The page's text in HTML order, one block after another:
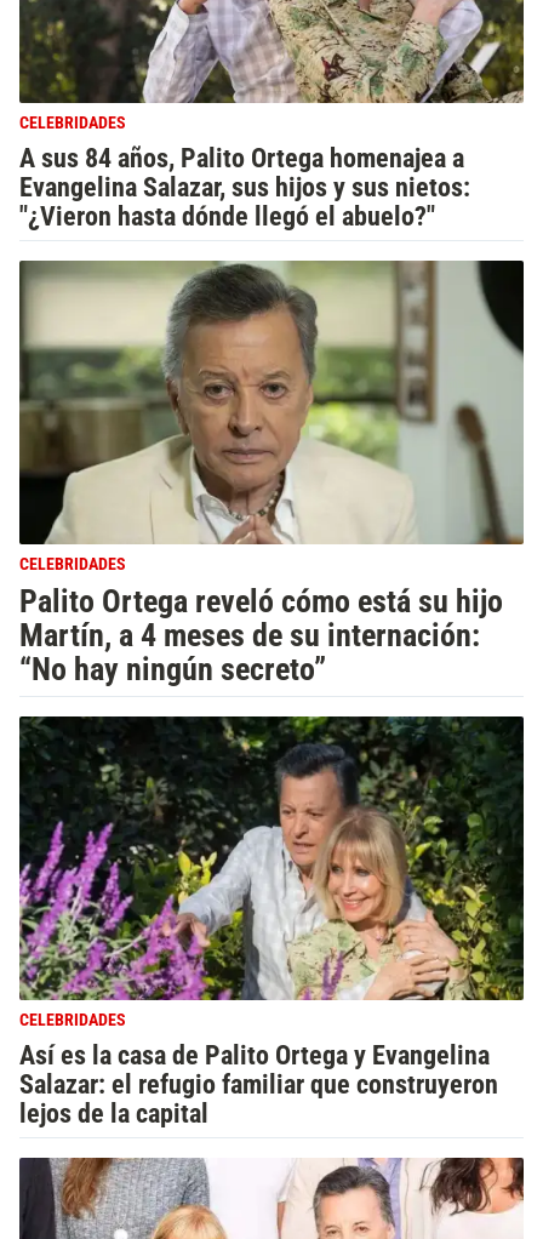
CELEBRIDADES
A sus 84 años, Palito Ortega homenajea a
Evangelina Salazar, sus hijos y sus nietos:
"¿Vieron hasta dónde llegó el abuelo?"
CELEBRIDADES
Palito Ortega reveló cómo está su hijo
Martín, a 4 meses de su internación:
“No hay ningún secreto”
CELEBRIDADES
Así es la casa de Palito Ortega y Evangelina
Salazar: el refugio familiar que construyeron
lejos de la capital